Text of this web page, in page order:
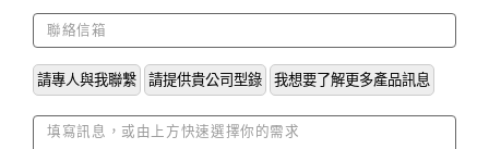
請專人與我聯繫 請提供貴公司型錄 我想要了解更多產品訊息